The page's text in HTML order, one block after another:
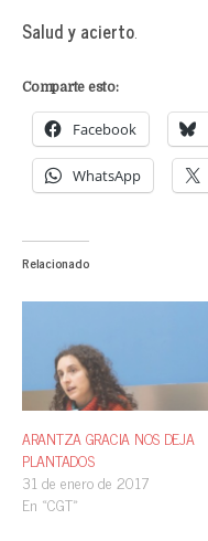
Salud y acierto.
Comparte esto:
Facebook
WhatsApp
Relacionado
ARANTZA GRACIA NOS DEJA
PLANTADOS
31 de enero de 2017
En «CGT»